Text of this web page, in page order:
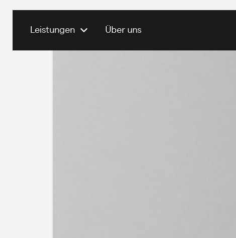
Leistungen Über uns